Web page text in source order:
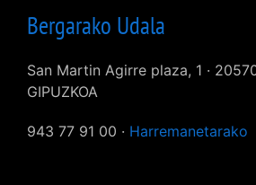
Bergarako Udala
San Martin Agirre plaza, 1 ·
GIPUZKOA
943 77 91 00 · Harremanetarako